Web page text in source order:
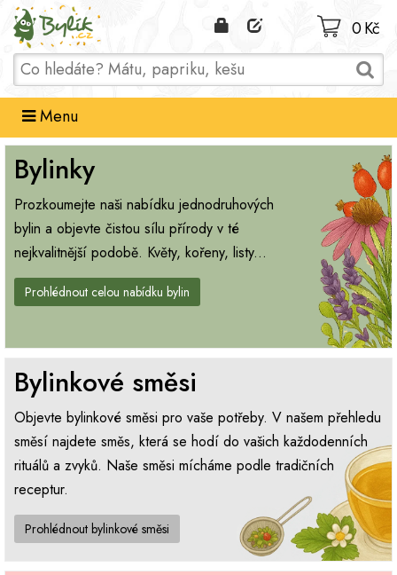
Domů
0 Kč
Menu
Bylinky
Prozkoumejte naši nabídku jednodruhových
bylin a objevte čistou sílu přírody v té
nejkvalitnější podobě. Květy, kořeny, listy...
Prohlédnout celou nabídku bylin
Bylinkové směsi
Objevte bylinkové směsi pro vaše potřeby. V našem přehledu
směsí najdete směs, která se hodí do vašich každodenních
rituálů a zvyků. Naše směsi mícháme podle tradičních
receptur.
Prohlédnout bylinkové směsi